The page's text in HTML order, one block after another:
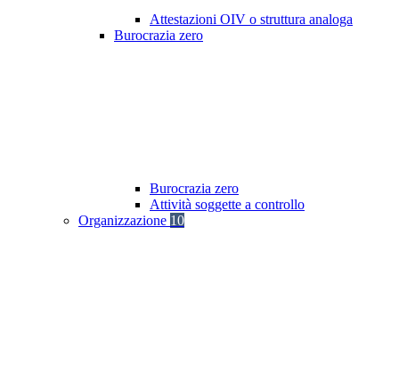
Attestazioni OIV o struttura analoga
Burocrazia zero
Burocrazia zero
Attività soggette a controllo
Organizzazione 10